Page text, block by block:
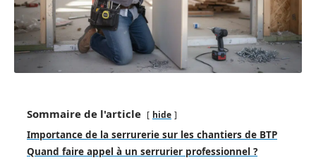
Sommaire de l'article hide
Importance de la serrurerie sur les chantiers de BTP
Quand faire appel à un serrurier professionnel ?